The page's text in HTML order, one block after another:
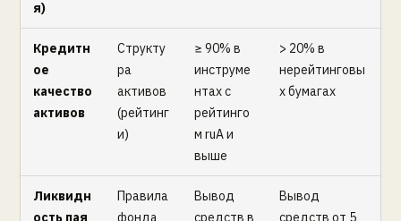
я)
Кредитн
ое
качество
активов
Структу
ра
активов
(рейтинг
и)
≥ 90% в
инструме
нтах с
рейтинго
м ruА и
выше
> 20% в
нерейтинговы
х бумагах
Ликвидн
ость пая
Правила
фонда
Вывод
средств в
Вывод
средств от 5